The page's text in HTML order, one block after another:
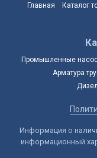
Главная Каталог
Промышленные
Арматура
Информация о
информационный